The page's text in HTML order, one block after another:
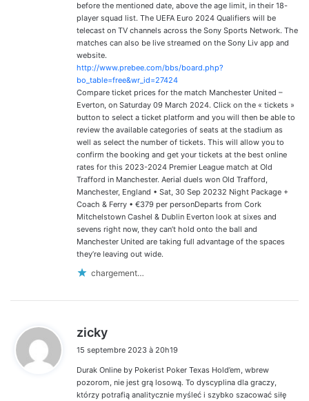
before the mentioned date, above the age limit, in their 18-
player squad list. The UEFA Euro 2024 Qualifiers will be
telecast on TV channels across the Sony Sports Network. The
matches can also be live streamed on the Sony Liv app and
website.
http://www.prebee.com/bbs/board.php?
bo_table=free&wr_id=27424
Compare ticket prices for the match Manchester United –
Everton, on Saturday 09 March 2024. Click on the « tickets »
button to select a ticket platform and you will then be able to
review the available categories of seats at the stadium as
well as select the number of tickets. This will allow you to
confirm the booking and get your tickets at the best online
rates for this 2023-2024 Premier League match at Old
Trafford in Manchester. Aerial duels won Old Trafford,
Manchester, England • Sat, 30 Sep 20232 Night Package +
Coach & Ferry • €379 per personDeparts from Cork
Mitchelstown Cashel & Dublin Everton look at sixes and
sevens right now, they can’t hold onto the ball and
Manchester United are taking full advantage of the spaces
they’re leaving out wide.
chargement…
zicky
t
:
15 septembre 2023 à 20h19
Durak Online by Pokerist Poker Texas Hold’em, wbrew
pozorom, nie jest grą losową. To dyscyplina dla graczy,
którzy potrafią analitycznie myśleć i szybko szacować siłę